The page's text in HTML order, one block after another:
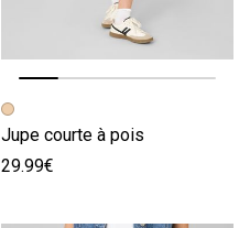
Image précédente
Image suivante
Jupe courte à pois
29.99€